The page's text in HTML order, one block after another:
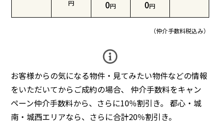
円 0円 0円
（仲介手数料税込み）
お客様からの気になる物件・見てみたい物件などの情報
をいただいてからご成約の場合、 仲介手数料をキャン
ペーン仲介手数料から、さらに10％割引き。 都心・城
南・城西エリアなら、さらに合計20％割引き。